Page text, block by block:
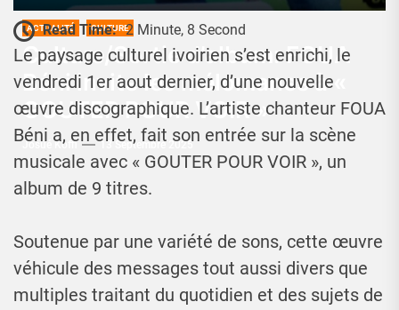
ACTUALITÉ CULTURE
Culture/Sortie d’album: FOUA
Béni invite les mélomanes à «
GOUTER POUR VOIR »
Josué Koffi 13 Septembre 2025
Read Time: 2 Minute, 8 Second
Le paysage culturel ivoirien s’est enrichi, le
vendredi 1er aout dernier, d’une nouvelle
œuvre discographique. L’artiste chanteur FOUA
Béni a, en effet, fait son entrée sur la scène
musicale avec « GOUTER POUR VOIR », un
album de 9 titres.
Soutenue par une variété de sons, cette œuvre
véhicule des messages tout aussi divers que
multiples traitant du quotidien et des sujets de